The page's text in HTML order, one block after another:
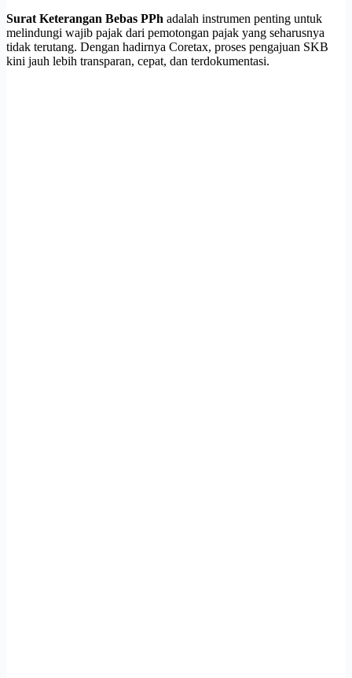
Surat Keterangan Bebas PPh adalah instrumen penting untuk
melindungi wajib pajak dari pemotongan pajak yang seharusnya
tidak terutang. Dengan hadirnya Coretax, proses pengajuan SKB
kini jauh lebih transparan, cepat, dan terdokumentasi.